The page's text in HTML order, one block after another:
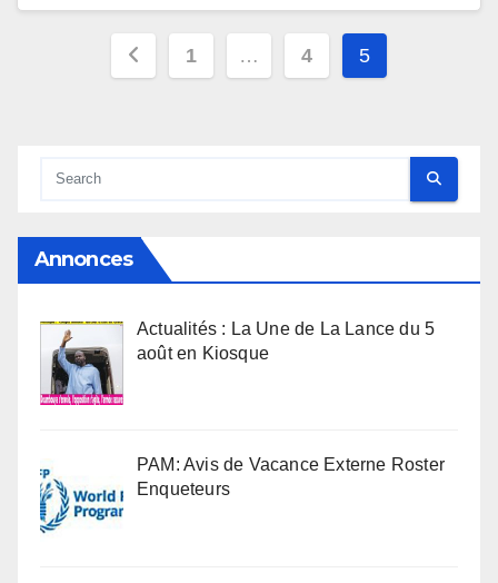
Pagination
1 … 4 5
Annonces
Actualités : La Une de La Lance du 5
août en Kiosque
PAM: Avis de Vacance Externe Roster
Enqueteurs